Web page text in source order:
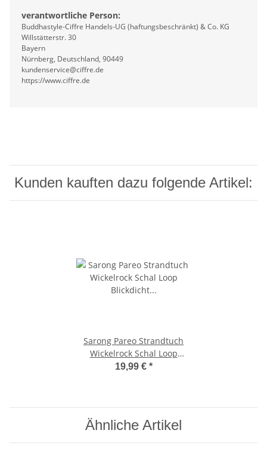
verantwortliche Person:
Buddhastyle-Ciffre Handels-UG (haftungsbeschränkt) & Co. KG
Willstätterstr. 30
Bayern
Nürnberg, Deutschland, 90449
kundenservice@ciffre.de
https://www.ciffre.de
Kunden kauften dazu folgende Artikel:
Sarong Pareo Strandtuch
Wickelrock Schal Loop
Blickdicht Streifen Pink
19,99 € *
Ähnliche Artikel